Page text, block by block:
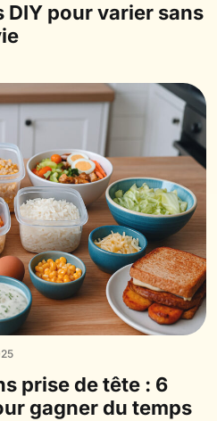
DIY pour varier sans
prise de tête : 6
gagner du temps